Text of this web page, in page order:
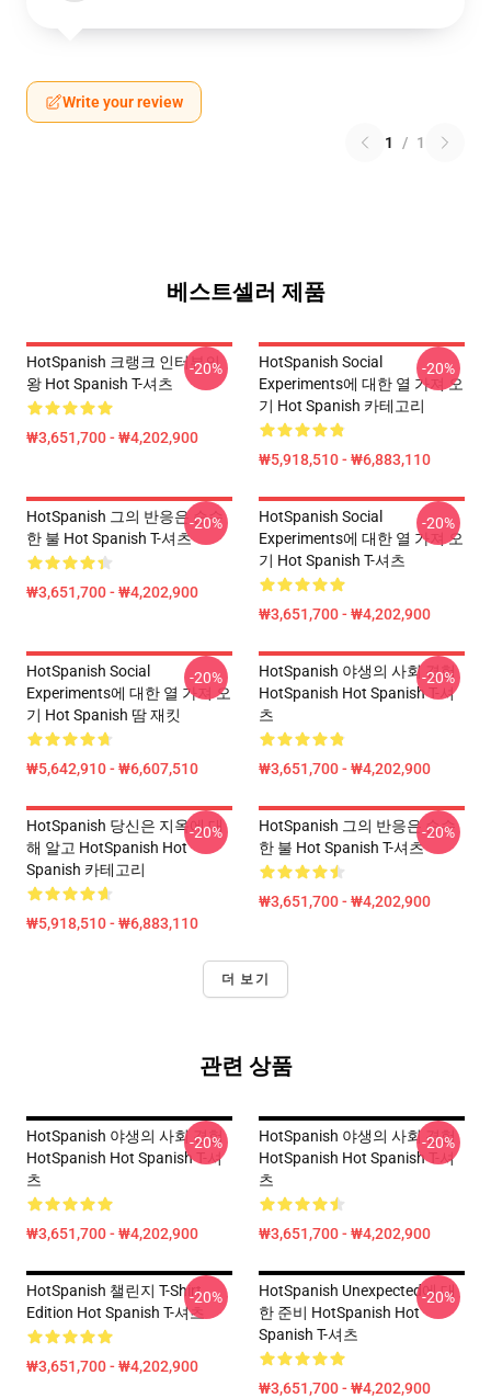
Write your review
1 / 1
베스트셀러 제품
HotSpanish 크랭크 인터뷰의
왕 Hot Spanish T-셔츠
₩3,651,700 - ₩4,202,900
-20%
HotSpanish Social
Experiments에 대한 열 가져 오
기 Hot Spanish 카테고리
₩5,918,510 - ₩6,883,110
-20%
HotSpanish 그의 반응은 순수
한 불 Hot Spanish T-셔츠
₩3,651,700 - ₩4,202,900
-20%
HotSpanish Social
Experiments에 대한 열 가져 오
기 Hot Spanish T-셔츠
₩3,651,700 - ₩4,202,900
-20%
HotSpanish Social
Experiments에 대한 열 가져 오
기 Hot Spanish 땀 재킷
₩5,642,910 - ₩6,607,510
-20%
HotSpanish 야생의 사회 경험
HotSpanish Hot Spanish T-셔
츠
₩3,651,700 - ₩4,202,900
-20%
HotSpanish 당신은 지옥에 대
해 알고 HotSpanish Hot
Spanish 카테고리
₩5,918,510 - ₩6,883,110
-20%
HotSpanish 그의 반응은 순수
한 불 Hot Spanish T-셔츠
₩3,651,700 - ₩4,202,900
-20%
더 보기
관련 상품
HotSpanish 야생의 사회 경험
HotSpanish Hot Spanish T-셔
츠
₩3,651,700 - ₩4,202,900
-20%
HotSpanish 야생의 사회 경험
HotSpanish Hot Spanish T-셔
츠
₩3,651,700 - ₩4,202,900
-20%
HotSpanish 챌린지 T-Shirt
Edition Hot Spanish T-셔츠
₩3,651,700 - ₩4,202,900
-20%
HotSpanish Unexpected에 대
한 준비 HotSpanish Hot
Spanish T-셔츠
₩3,651,700 - ₩4,202,900
-20%